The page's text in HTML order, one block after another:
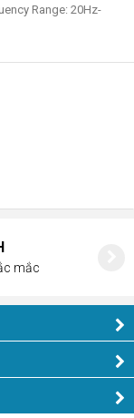
Range: 20Hz-
mắc